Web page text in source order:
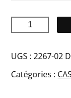
quantité
WOLLY
UGS :2267-02
Catégories :